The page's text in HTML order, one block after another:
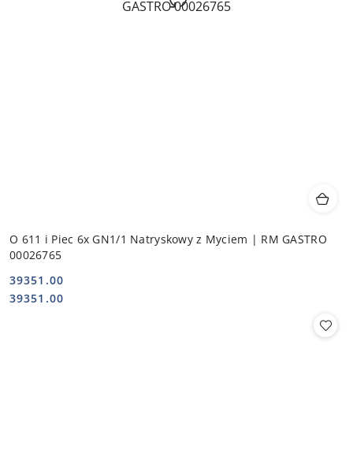
O 611 i Piec 6x GN1/1 Natryskowy z Myciem | RM GASTRO
00026765
Cena:
39351.00
Cena:
39351.00